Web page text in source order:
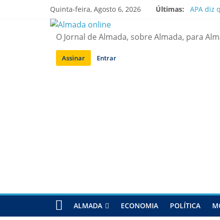
Quinta-feira, Agosto 6, 2026 Últimas:
APA diz
Ponte
O Jornal de Almada, sobre Almada, para
Assinar Entrar
ALMADA ECONOMIA POLÍTICA